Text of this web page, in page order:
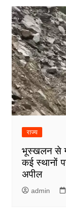
राज्य
भूस्खलन से
कई स्थानों
अपील
admin